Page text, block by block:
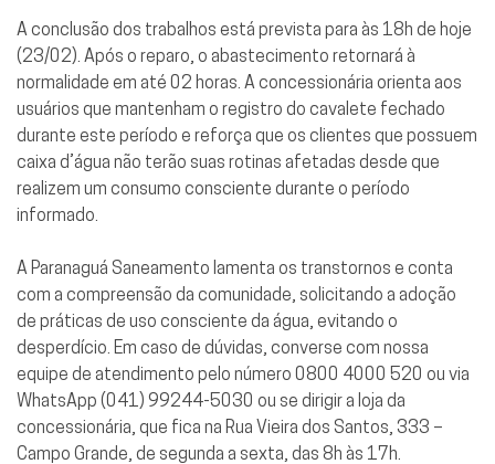
A conclusão dos trabalhos está prevista para às 18h de hoje
(23/02). Após o reparo, o abastecimento retornará à
normalidade em até 02 horas. A concessionária orienta aos
usuários que mantenham o registro do cavalete fechado
durante este período e reforça que os clientes que possuem
caixa d’água não terão suas rotinas afetadas desde que
realizem um consumo consciente durante o período
informado.
A Paranaguá Saneamento lamenta os transtornos e conta
com a compreensão da comunidade, solicitando a adoção
de práticas de uso consciente da água, evitando o
desperdício. Em caso de dúvidas, converse com nossa
equipe de atendimento pelo número 0800 4000 520 ou via
WhatsApp (041) 99244-5030 ou se dirigir a loja da
concessionária, que fica na Rua Vieira dos Santos, 333 –
Campo Grande, de segunda a sexta, das 8h às 17h.